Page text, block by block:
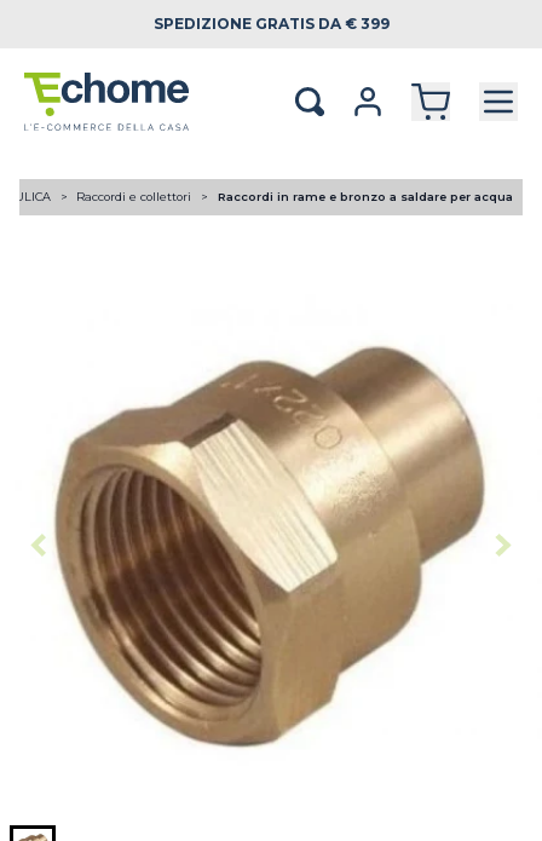
SPEDIZIONE GRATIS DA € 399
Raccordi e collettori Raccordi in rame e bronzo a saldare per acqua